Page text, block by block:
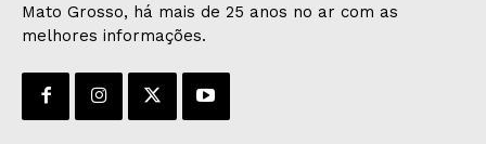
Mato Grosso, há mais de 25 anos no ar com as
melhores informações.